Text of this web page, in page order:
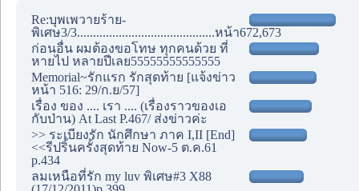
Re:บุพเพวายร้าย-
พิเศษ3/3...........................................หน้า672,673
ก่อนอื่น ผมต้องขอโทษ ทุกคนด้วย ที่
หายไป หลายปีเลย55555555555555
Memorial~รักแรก รักสุดท้าย [แจ้งข่าว
หน้า 516: 29/ก.ย/57]
เรื่อง ของ .... เรา .... (เรื่องราวของเอ
กับป่าน) At Last P.467/ ส่งข่าวค่ะ
>> ระเบียงรัก นักศึกษา ภาค I,II [End]
<<รีปริ้นครั้งสุดท้าย Now-5 ต.ค.61
p.434
ลมเหนือที่รัก my luv พิเศษ#3 X88